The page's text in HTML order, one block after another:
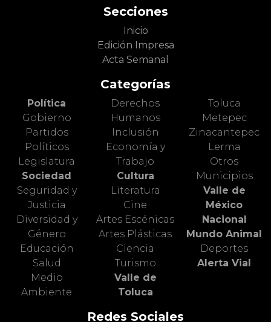
Secciones
Inicio
Edición Impresa
Acta Semanal
Categorías
Política
Gobierno
Partidos
Políticos
Legislatura
Sociedad
Seguridad y
Justicia
Diversidad y
Género
Educación
Salud
Medio
Ambiente
Derechos
Humanos
Inclusión
Economía y
Trabajo
Cultura
Literatura
Cine
Artes Escénicas
Artes Plásticas
Ciencia
Turismo
Valle de
Toluca
Toluca
Metepec
Zinacantepec
Lerma
Otros
Municipios
Valle de
México
Nacional
Mundo Animal
Deportes
Alerta Vial
Redes Sociales